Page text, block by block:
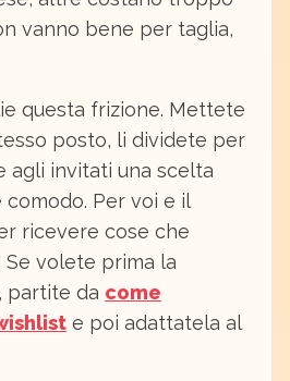
vanno bene per taglia,
questa frizione. Mettete
posto, li dividete per
agli invitati una scelta
comodo. Per voi e il
ricevere cose che
volete prima la
partite da come
e poi adattatela al